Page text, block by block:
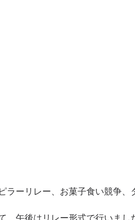
ラーリレー、お菓子食い競争、
、午後はリレー形式で行いまし